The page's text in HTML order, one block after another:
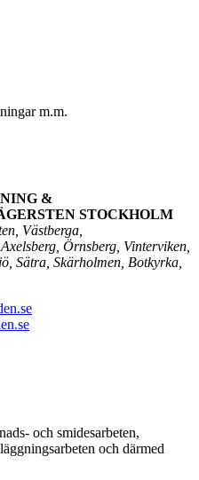
m.m.
&
STOCKHOLM
Västberga,
Örnsberg, Vinterviken,
Sätra, Skärholmen, Botkyrka,
och smidesarbeten,
och därmed